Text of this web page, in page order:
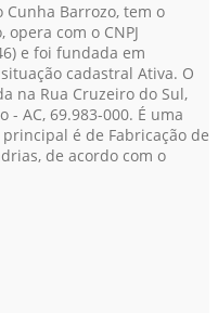
Cunha Barrozo, tem o
com o CNPJ
e foi fundada em
cadastral Ativa. O
na Rua Cruzeiro do Sul,
AC, 69.983-000. É uma
é de Fabricação de
de acordo com o